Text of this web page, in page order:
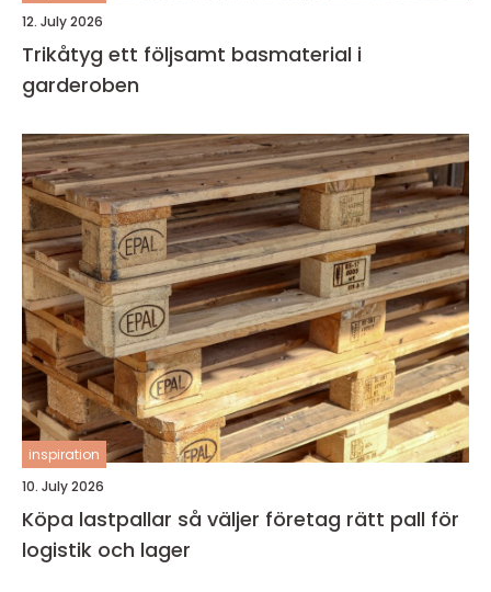
12. July 2026
Trikåtyg ett följsamt basmaterial i
garderoben
inspiration
10. July 2026
Köpa lastpallar så väljer företag rätt pall för
logistik och lager